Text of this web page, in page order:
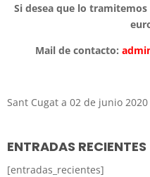
Si desea que lo
Mail de contacto:
Sant Cugat a 02 de junio 2020
ENTRADAS RECIENTES
[entradas_recientes]